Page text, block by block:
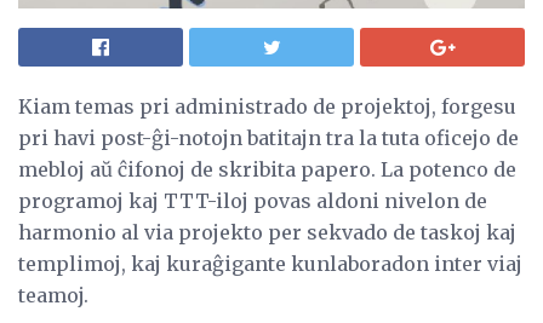
Kiam temas pri administrado de projektoj, forgesu
pri havi post-ĝi-notojn batitajn tra la tuta oficejo de
mebloj aŭ ĉifonoj de skribita papero. La potenco de
programoj kaj TTT-iloj povas aldoni nivelon de
harmonio al via projekto per sekvado de taskoj kaj
templimoj, kaj kuraĝigante kunlaboradon inter viaj
teamoj.